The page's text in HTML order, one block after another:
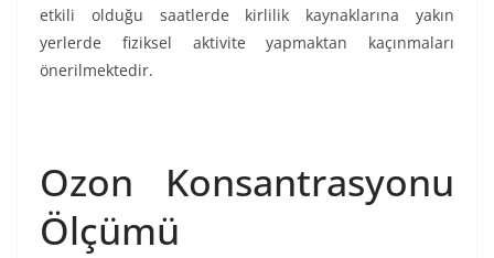
etkili olduğu saatlerde kirlilik kaynaklarına yakın
yerlerde fiziksel aktivite yapmaktan kaçınmaları
önerilmektedir.
Ozon Konsantrasyonu
Ölçümü